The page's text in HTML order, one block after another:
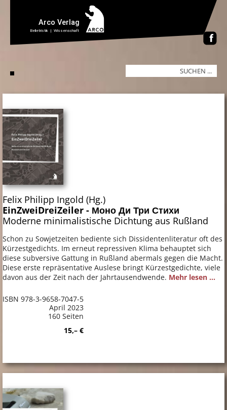
Felix Philipp Ingold (Hg.)
EinZweiDreiZeiler - Моно Ди Три Стихи
Moderne minimalistische Dichtung aus Rußland
Schon zu Sowjetzeiten bediente sich Dissidentenliteratur oft des
Kürzestgedichts. Im erneut repressiven Klima behauptet sich
diese subversive Gattung in Rußland abermals gegen die Macht.
Diese erste repräsentative Auslese bringt Kürzestgedichte, viele
davon aus der Zeit nach der Jahrtausendwende. Mehr lesen ...
ISBN 978-3-9658-7047-5
April 2023
160 Seiten
15,– €